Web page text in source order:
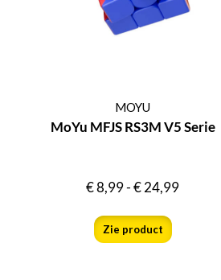
MOYU
MoYu MFJS RS3M V5 Serie
€8,99-€24,99
Zie product